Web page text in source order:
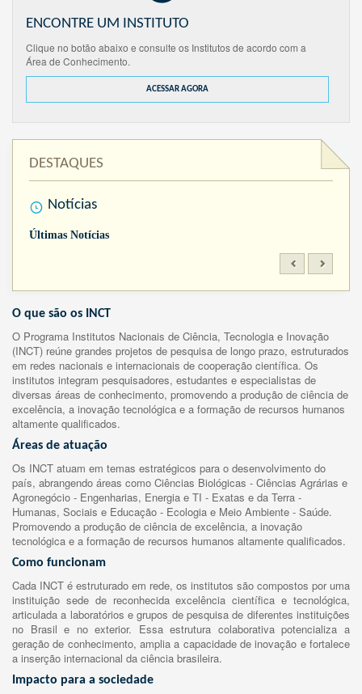
ENCONTRE UM INSTITUTO
Clique no botão abaixo e consulte os Institutos de acordo com a
Área de Conhecimento.
ACESSAR AGORA
DESTAQUES
Notícias
Últimas Notícias
O que são os INCT
O Programa Institutos Nacionais de Ciência, Tecnologia e Inovação
(INCT) reúne grandes projetos de pesquisa de longo prazo, estruturados
em redes nacionais e internacionais de cooperação científica. Os
institutos integram pesquisadores, estudantes e especialistas de
diversas áreas de conhecimento, promovendo a produção de ciência de
excelência, a inovação tecnológica e a formação de recursos humanos
altamente qualificados.
Áreas de atuação
Os INCT atuam em temas estratégicos para o desenvolvimento do
país, abrangendo áreas como Ciências Biológicas - Ciências Agrárias e
Agronegócio - Engenharias, Energia e TI - Exatas e da Terra -
Humanas, Sociais e Educação - Ecologia e Meio Ambiente - Saúde.
Promovendo a produção de ciência de excelência, a inovação
tecnológica e a formação de recursos humanos altamente qualificados.
Como funcionam
Cada INCT é estruturado em rede, os institutos são compostos por uma
instituição sede de reconhecida excelência científica e tecnológica,
articulada a laboratórios e grupos de pesquisa de diferentes instituições
no Brasil e no exterior. Essa estrutura colaborativa potencializa a
geração de conhecimento, amplia a capacidade de inovação e fortalece
a inserção internacional da ciência brasileira.
Impacto para a sociedade